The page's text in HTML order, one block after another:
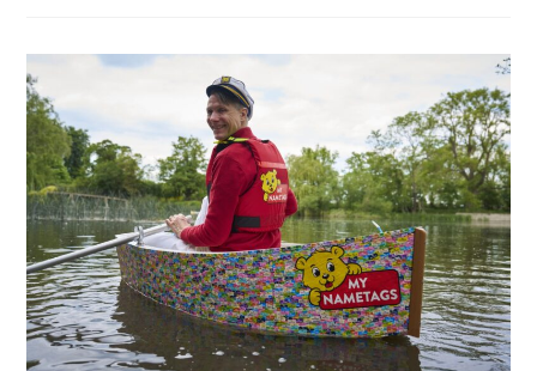
Pour
Enfants
(qui
Tiennent
Vraiment)